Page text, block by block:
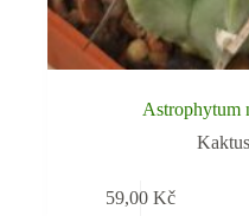
Astrophytum
59,00Kč